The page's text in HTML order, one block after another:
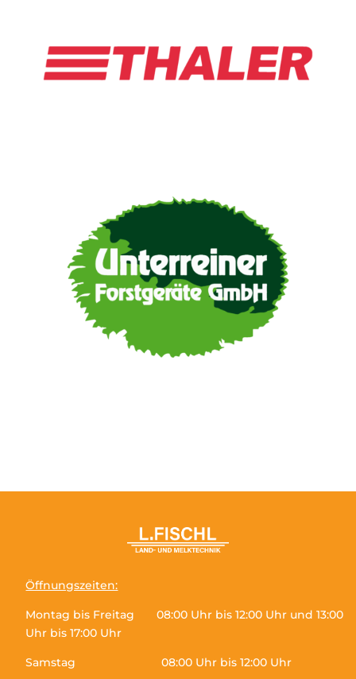
Öffnungszeiten:
Montag bis Freitag 08:00 Uhr bis 12:00 Uhr und 13:00
Uhr bis 17:00 Uhr
Samstag 08:00 Uhr bis 12:00 Uhr